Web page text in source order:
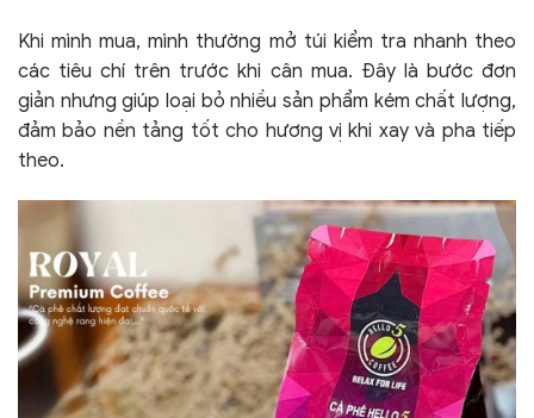
Khi mình mua, mình thường mở túi kiểm tra nhanh theo
các tiêu chí trên trước khi cân mua. Đây là bước đơn
giản nhưng giúp loại bỏ nhiều sản phẩm kém chất lượng,
đảm bảo nền tảng tốt cho hương vị khi xay và pha tiếp
theo.